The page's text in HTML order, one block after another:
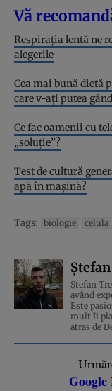
Vă
Respirația lentă ne
alegerile
Cea mai bună dietă
care v-ați putea
Ce fac oamenii cu
„soluție”?
Test de cultură
apă în mașină?
Tags: biologie celula
Ștefan
având
Este
mult îi
atras de
Google